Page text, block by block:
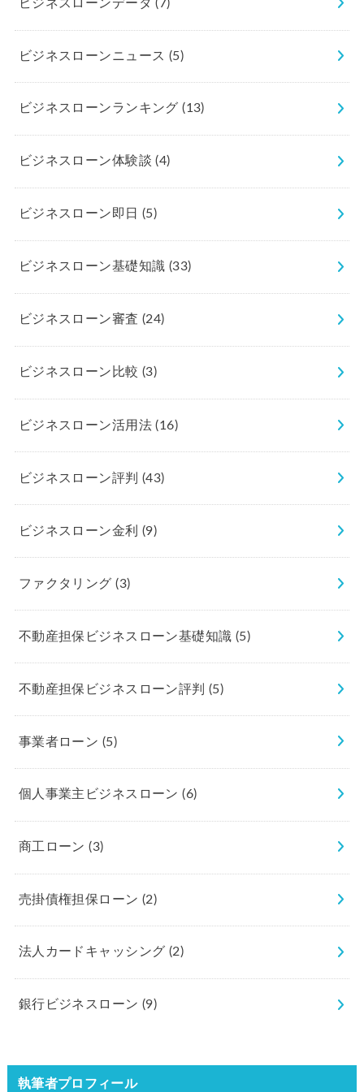
ビジネスローンデータ(7)
ビジネスローンニュース (5)
ビジネスローンランキング(13)
ビジネスローン体験談(4)
ビジネスローン即日 (5)
ビジネスローン基礎知識 (33)
ビジネスローン審査 (24)
ビジネスローン比較 (3)
ビジネスローン活用法(16)
ビジネスローン評判 (43)
ビジネスローン金利 (9)
ファクタリング(3)
不動産担保ビジネスローン基礎知識 (5)
不動産担保ビジネスローン評判(5)
事業者ローン (5)
個人事業主ビジネスローン(6)
商工ローン(3)
売掛債権担保ローン (2)
法人カードキャッシング (2)
銀行ビジネスローン (9)
執筆者プロフィール